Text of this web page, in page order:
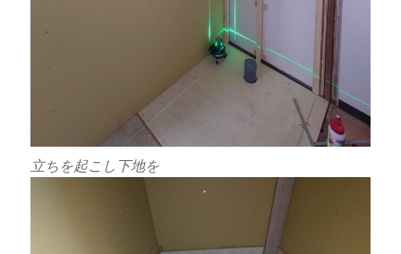
立ちを起こし下地を